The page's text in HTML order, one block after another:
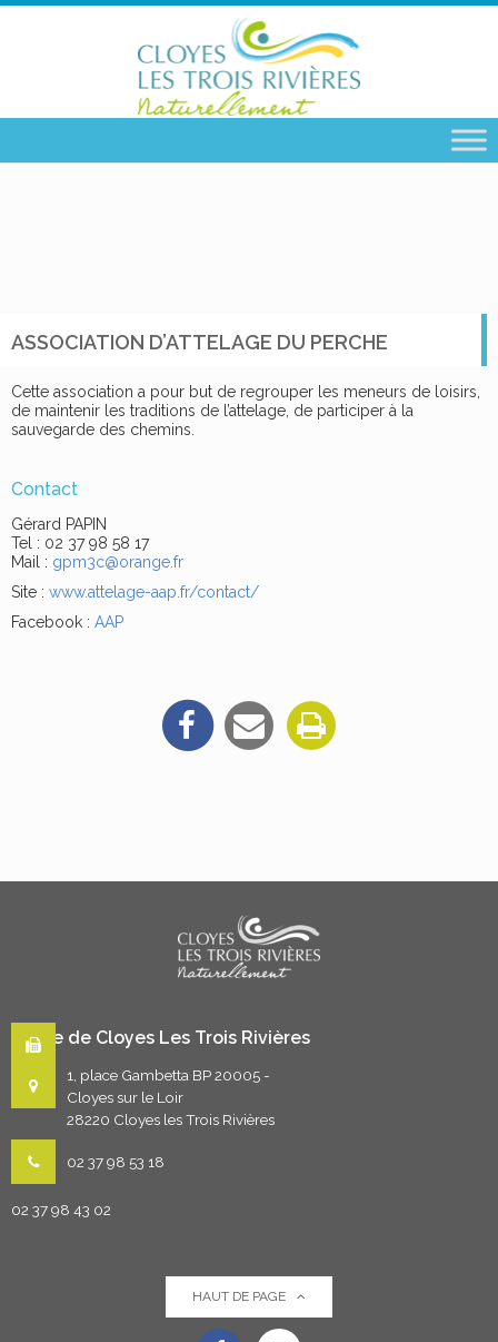
ASSOCIATION D’ATTELAGE DU PERCHE
Cette association a pour but de regrouper les meneurs de loisirs,
de maintenir les traditions de l’attelage, de participer à la
sauvegarde des chemins.
Contact
Gérard PAPIN
Tel : 02 37 98 58 17
Mail : gpm3c@orange.fr
Site : www.attelage-aap.fr/contact/
Facebook : AAP
Mairie de Cloyes Les Trois Rivières
1, place Gambetta BP 20005 -
Cloyes sur le Loir
28220 Cloyes les Trois Rivières
02 37 98 53 18
02 37 98 43 02
HAUT DE PAGE